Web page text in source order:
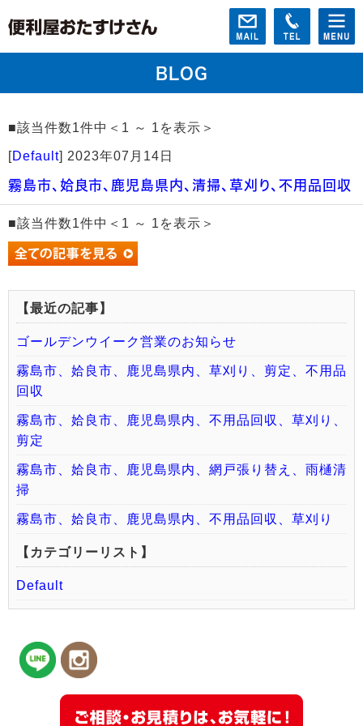
BLOG
■該当件数1件中＜1 ～ 1を表示＞
[Default] 2023年07月14日
霧島市、姶良市、鹿児島県内、清掃、草刈り、不用品回収
■該当件数1件中＜1 ～ 1を表示＞
【最近の記事】
ゴールデンウイーク営業のお知らせ
霧島市、姶良市、鹿児島県内、草刈り、剪定、不用品
回収
霧島市、姶良市、鹿児島県内、不用品回収、草刈り、
剪定
霧島市、姶良市、鹿児島県内、網戸張り替え、雨樋清
掃
霧島市、姶良市、鹿児島県内、不用品回収、草刈り
【カテゴリーリスト】
Default